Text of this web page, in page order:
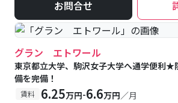
お問合せ
グラン エトワール
東京都立大学、駒沢女子大学へ通学便利★
備を完備！
賃料 6.25万円-6.6万円／月